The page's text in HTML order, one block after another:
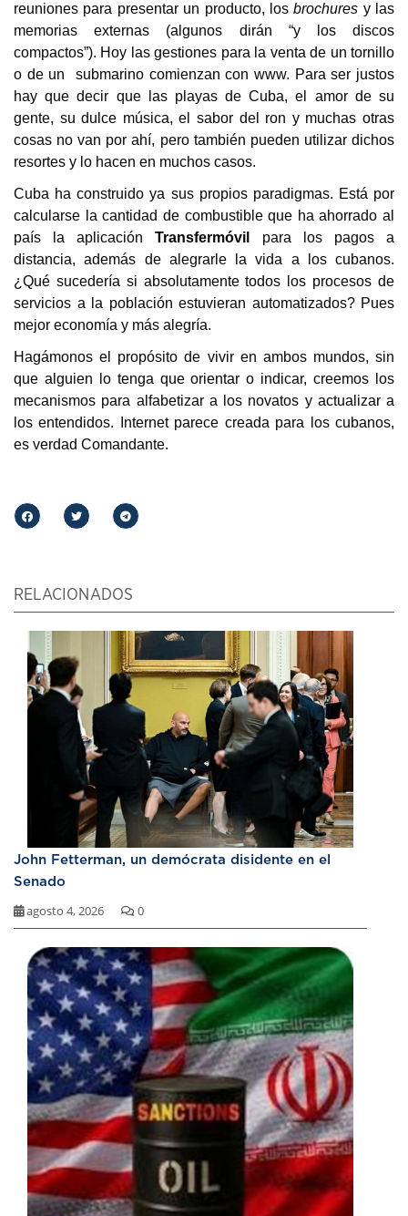
reuniones para presentar un producto, losbrochures y las
memorias externas (algunos dirán “y los discos
compactos”). Hoy las gestiones para la venta de un tornillo
o de un submarino comienzan con www. Para ser justos
hay que decir que las playas de Cuba, el amor de su
gente, su dulce música, el sabor del ron y muchas otras
cosas no van por ahí, pero también pueden utilizar dichos
resortes y lo hacen en muchos casos.
Cuba ha construido ya sus propios paradigmas. Está por
calcularse la cantidad de combustible que ha ahorrado al
país la aplicaciónTransfermóvil para los pagos a
distancia, además de alegrarle la vida a los cubanos.
¿Qué sucedería si absolutamente todos los procesos de
servicios a la población estuvieran automatizados? Pues
mejor economía y más alegría.
Hagámonos el propósito de vivir en ambos mundos, sin
que alguien lo tenga que orientar o indicar, creemos los
mecanismos para alfabetizar a los novatos y actualizar a
los entendidos. Internet parece creada para los cubanos,
es verdad Comandante.
RELACIONADOS
John Fetterman, un demócrata disidente en el
Senado
agosto 4, 2026 0